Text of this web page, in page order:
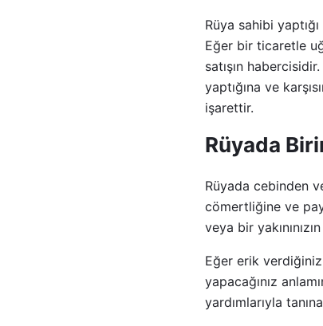
Rüya sahibi
Eğer bir ticaretle
satışın
yaptığına ve
işarettir.
Rüyada
Rüyada cebinden
cömertliğine ve
veya bir
Eğer erik verdiğiniz
yapacağınız
yardımlarıyla